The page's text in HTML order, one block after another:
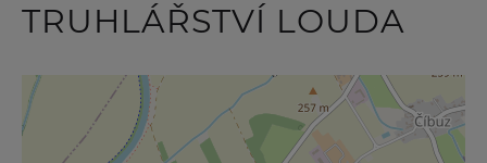
TRUHLÁŘSTVÍ LOUDA